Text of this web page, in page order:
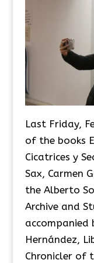
Last Friday,
of the books
Cicatrices y
Sax, Carmen
the Alberto
Archive and
accompanied
Hernández,
Chronicler of